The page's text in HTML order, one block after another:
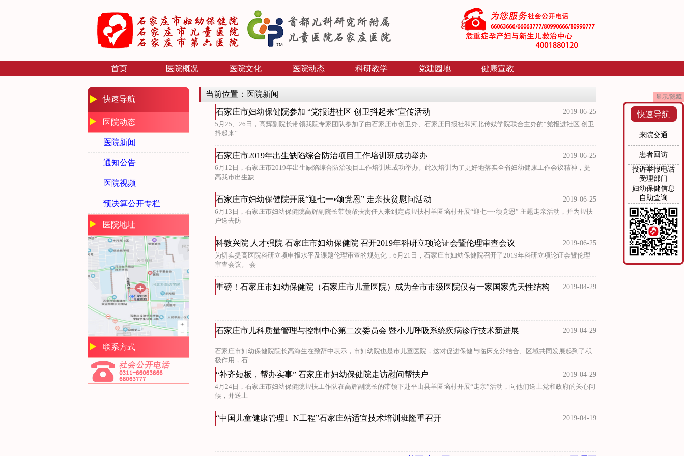
显示/隐藏
快速导航
来院交通
患者回访
投诉举报电话
受理部门
妇幼保健信息
自助查询
首页 医院概况 医院文化 医院动态 科研教学 党建园地 健康宣教
快速导航
医院动态
医院新闻
通知公告
医院视频
预决算公开专栏
医院地址
联系方式
当前位置：医院新闻
石家庄市妇幼保健院参加 “党报进社区 创卫抖起来”宣传活动
2019-06-25
5月25、26日，高辉副院长带领我院专家团队参加了由石家庄市创卫办、石家庄日报社和河北传媒学院联合主办的“党报进社区 创卫
抖起来”
石家庄市2019年出生缺陷综合防治项目工作培训班成功举办
2019-06-25
6月12日，石家庄市2019年出生缺陷综合防治项目工作培训班成功举办。此次培训为了更好地落实全省妇幼健康工作会议精神，提
高我市出生缺
石家庄市妇幼保健院开展“迎七一•颂党恩” 走亲扶贫慰问活动
2019-06-25
6月13日，石家庄市妇幼保健院高辉副院长带领帮扶责任人来到定点帮扶村羊圈垴村开展“迎七一•颂党恩” 主题走亲活动，并为帮扶
户送去防
科教兴院 人才强院 石家庄市妇幼保健院 召开2019年科研立项论证会暨伦理审查会议
2019-06-25
为切实提高医院科研立项申报水平及课题伦理审查的规范化，6月21日，石家庄市妇幼保健院召开了2019年科研立项论证会暨伦理
审查会议。 会
重磅！石家庄市妇幼保健院（石家庄市儿童医院）成为全市市级医院仅有一家国家先天性结构 2019-04-29
石家庄市儿科质量管理与控制中心第二次委员会 暨小儿呼吸系统疾病诊疗技术新进展 2019-04-29
石家庄市妇幼保健院院长高海生在致辞中表示，市妇幼院也是市儿童医院，这对促进保健与临床充分结合、区域共同发展起到了积
极作用，石
“补齐短板，帮办实事” 石家庄市妇幼保健院走访慰问帮扶户
2019-04-29
4月24日，石家庄市妇幼保健院帮扶工作队在高辉副院长的带领下赴平山县羊圈垴村开展“走亲”活动，向他们送上党和政府的关心问
候，并送上
“中国儿童健康管理1+N工程”石家庄站适宜技术培训班隆重召开 2019-04-19